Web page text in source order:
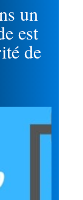
un
est
de